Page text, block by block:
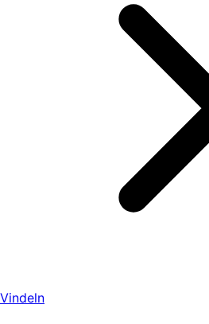
Vindeln